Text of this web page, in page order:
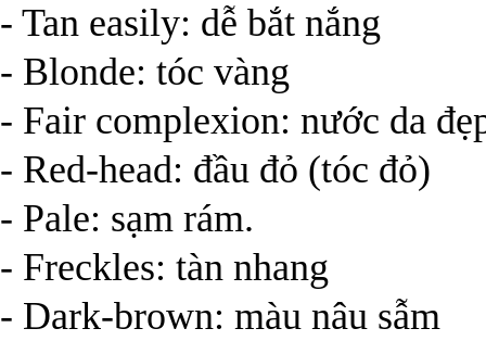
- Tan easily: dễ bắt nắng
- Blonde: tóc vàng
- Fair complexion: nước da
- Red-head: đầu đỏ (tóc đỏ)
- Pale: sạm rám.
- Freckles: tàn nhang
- Dark-brown: màu nâu sẫm